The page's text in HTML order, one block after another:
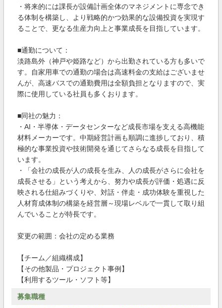
・将来的には課長が設備計画全体のマネジメントに専念でき
る体制を構築し、より戦略的かつ効果的な設備投資を実現す
ることで、更なる生産力向上と事業成長を目指しています。
■通勤について：
淡路島外（神戸や姫路など）から出勤されている方も多いで
す。自家用車での通勤の場合は高速料金の支給はございませ
んが、高速バスでの通勤費用は全額負担となりますので、実
際に使用している社員も多くおります。
■同社の魅力：
・AI・半導体・データセンターなど成長市場を支える高機能
材料メーカーです。中期経営計画も順調に進捗しており、積
極的な事業投資や技術開発を通じてさらなる成長を目指して
います。
・「会社の成長が人の成長を生み、人の成長がさらに会社を
成長させる」という考えから、努力や成長が評価・処遇に反
映される仕組みづくりや、対話・伴走・成功体験を重視した
人材育成体制の構築を経営層～現場レベルで一貫して取り組
んでいることが特長です。
変更の範囲：会社の定める業務
【チーム／組織構成】
【その他製品・プロジェクト事例】
【利用するツール・ソフト等】
募集職種